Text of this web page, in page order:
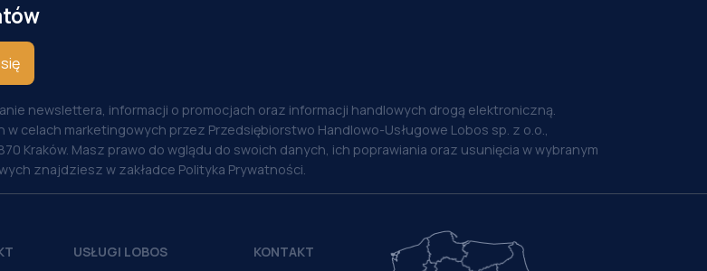
newslettera, informacji o promocjach oraz informacji handlowych drogą elektroniczną.
celach marketingowych przez Przedsiębiorstwo Handlowo-Usługowe Lobos sp. z o.o.,
Kraków. Masz prawo do wglądu do swoich danych, ich poprawiania oraz usunięcia w wybranym
znajdziesz w zakładce Polityka Prywatności.
USŁUGI LOBOS
KONTAKT